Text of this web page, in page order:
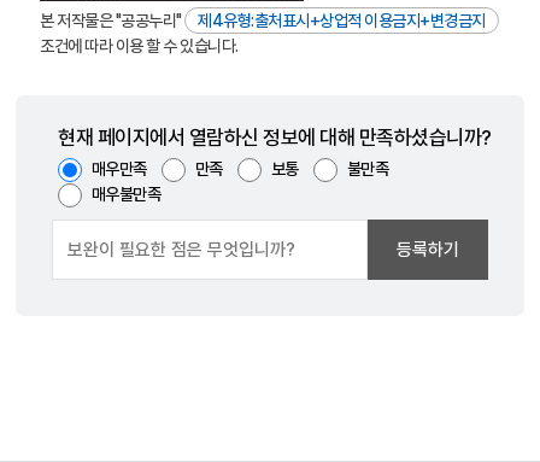
본 저작물은 "공공누리"
제4유형:출처표시+상업적 이용금지+변경금지
조건에 따라 이용 할 수 있습니다.
현재 페이지에서 열람하신 정보에 대해 만족하셨습니까?
매우만족 만족 보통
불만족
매우불만족
등록하기